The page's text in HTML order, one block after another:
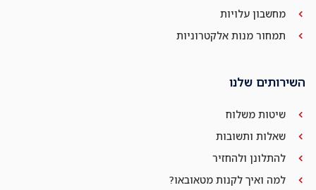
מחשבון עלויות
תמחור מנות אלקטרוניות
השירותים שלנו
שיטות משלוח
שאלות ותשובות
להתלונן ולהחזיר
למה ואיך לקנות מטאובאו?